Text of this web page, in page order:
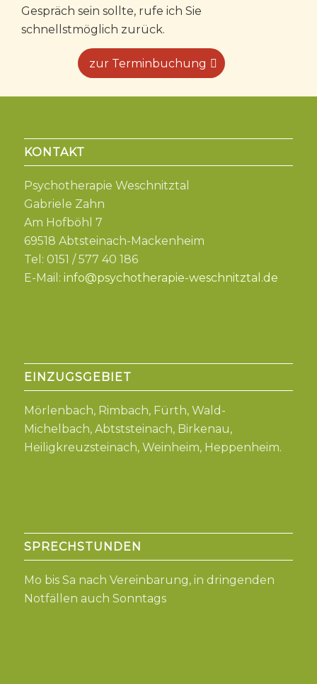
Gespräch sein sollte, rufe ich Sie
schnellstmöglich zurück.
zur Terminbuchung
KONTAKT
Psychotherapie Weschnitztal
Gabriele Zahn
Am Hofböhl 7
69518 Abtsteinach-Mackenheim
Tel: 0151 / 577 40 186
E-Mail: info@psychotherapie-weschnitztal.de
EINZUGSGEBIET
Mörlenbach, Rimbach, Fürth, Wald-
Michelbach, Abtststeinach, Birkenau,
Heiligkreuzsteinach, Weinheim, Heppenheim.
SPRECHSTUNDEN
Mo bis Sa nach Vereinbarung, in dringenden
Notfällen auch Sonntags